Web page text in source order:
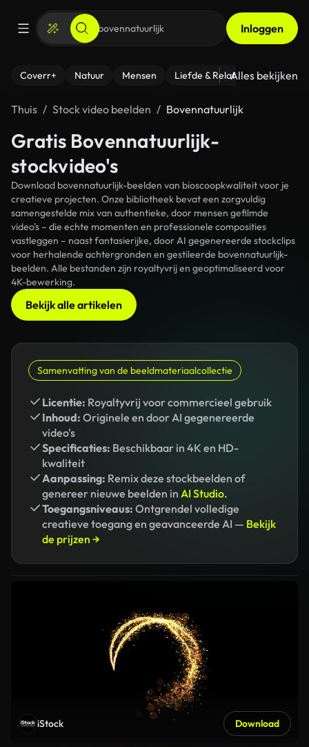
Inloggen
Coverr+ Natuur Mensen Liefde & Relaties - Fitness
Alles bekijken
Thuis Stock video beelden Bovennatuurlijk
Gratis Bovennatuurlijk-
stockvideo's
Download bovennatuurlijk-beelden van bioscoopkwaliteit voor je
creatieve projecten. Onze bibliotheek bevat een zorgvuldig
samengestelde mix van authentieke, door mensen gefilmde
video's – die echte momenten en professionele composities
vastleggen – naast fantasierijke, door AI gegenereerde stockclips
voor herhalende achtergronden en gestileerde bovennatuurlijk-
beelden. Alle bestanden zijn royaltyvrij en geoptimaliseerd voor
4K-bewerking.
Bekijk alle artikelen
Samenvatting van de beeldmateriaalcollectie
Licentie: Royaltyvrij voor commercieel gebruik
Inhoud: Originele en door AI gegenereerde
video's
Specificaties: Beschikbaar in 4K en HD-
kwaliteit
Aanpassing: Remix deze stockbeelden of
genereer nieuwe beelden in AI Studio.
Toegangsniveaus: Ontgrendel volledige
creatieve toegang en geavanceerde AI — Bekijk
de prijzen →
iStock Download